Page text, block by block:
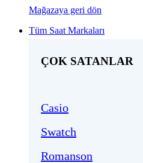
Mağazaya geri dön
Tüm Saat Markaları
ÇOK SATANLAR
Casio
Swatch
Romanson